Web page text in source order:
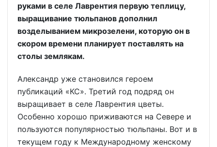
руками в селе Лаврентия первую теплицу,
выращивание тюльпанов дополнил
возделыванием микрозелени, которую он в
скором времени планирует поставлять на
столы землякам.
Александр уже становился героем
публикаций «КС». Третий год подряд он
выращивает в селе Лаврентия цветы.
Особенно хорошо приживаются на Севере и
пользуются популярностью тюльпаны. Вот и в
текущем году к Международному женскому